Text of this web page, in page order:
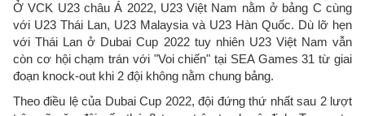
Ở VCK U23 châu Á 2022, U23 Việt Nam nằm ở bảng C cùng
với U23 Thái Lan, U23 Malaysia và U23 Hàn Quốc. Dù lỡ hẹn
với Thái Lan ở Dubai Cup 2022 tuy nhiên U23 Việt Nam vẫn
còn cơ hội chạm trán với "Voi chiến" tại SEA Games 31 từ giai
đoạn knock-out khi 2 đội không nằm chung bảng.
Theo điều lệ của Dubai Cup 2022, đội đứng thứ nhất sau 2 lượt